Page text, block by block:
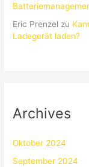
Eric Prenzel zu
Ladegerät laden?
Archives
Oktober 2024
September 2024